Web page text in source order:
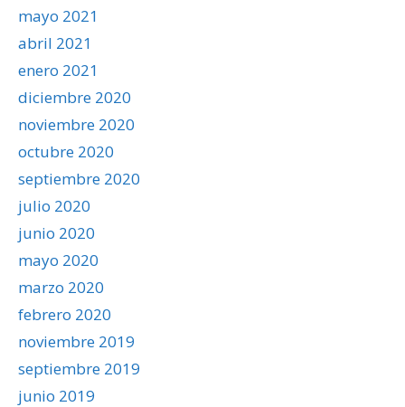
mayo 2021
abril 2021
enero 2021
diciembre 2020
noviembre 2020
octubre 2020
septiembre 2020
julio 2020
junio 2020
mayo 2020
marzo 2020
febrero 2020
noviembre 2019
septiembre 2019
junio 2019